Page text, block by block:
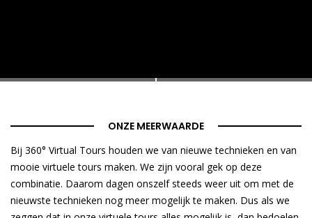
ONZE MEERWAARDE
Bij 360° Virtual Tours houden we van nieuwe technieken en van
mooie virtuele tours maken. We zijn vooral gek op deze
combinatie. Daarom dagen onszelf steeds weer uit om met de
nieuwste technieken nog meer mogelijk te maken. Dus als we